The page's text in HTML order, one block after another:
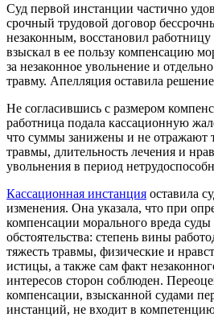
Суд первой инстанции частично
срочный трудовой договор
незаконным, восстановил
взыскал в ее пользу компенсацию
за незаконное увольнение и
травму. Апелляция оставила
Не согласившись с размером
работница подала кассационную
что суммы занижены и не отражают
травмы, длительность лечения и
увольнения в период
Кассационная инстанция оставила
изменения. Она указала, что при
компенсации морального вреда
обстоятельства: степень вины
тяжесть травмы, физические и
истицы, а также сам факт
интересов сторон соблюден.
компенсации, взысканной судами
инстанций, не входит в